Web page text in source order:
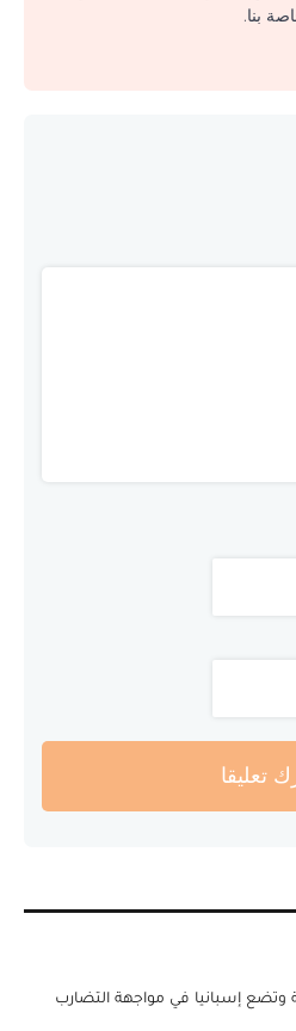
بنا.
تعليقا
وتضع إسبانيا في مواجهة التضارب